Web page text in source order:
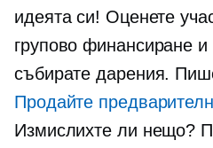
идеята си! Оценете
групово финансиране и
събирате дарения.
Продайте
Измислихте ли нещо?